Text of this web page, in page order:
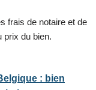
frais de notaire et de
prix du bien.
: bien